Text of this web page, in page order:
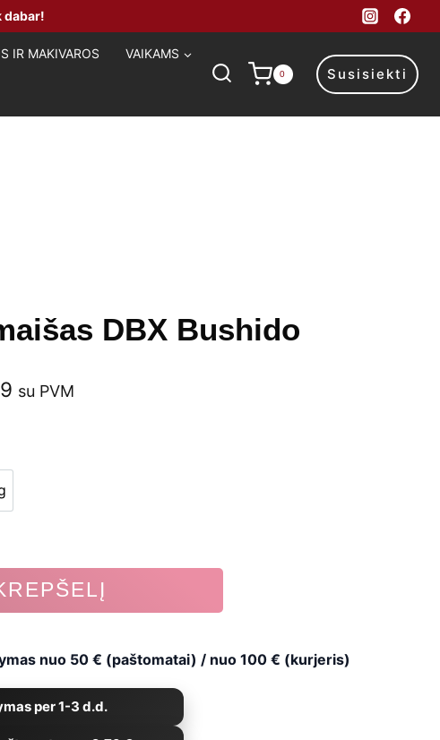
dabar!
IR MAKIVAROS VAIKAMS
0 Susisiekti
DBX Bushido
Price
€43,19
through
su PVM
nuo 50 € (paštomatai) / nuo 100 € (kurjeris)
per 1-3 d.d.